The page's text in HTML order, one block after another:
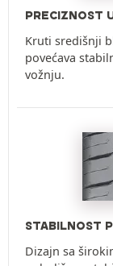
PRECIZNOST
Kruti središnji
povećava
vožnju.
STABILNOST
Dizajn sa